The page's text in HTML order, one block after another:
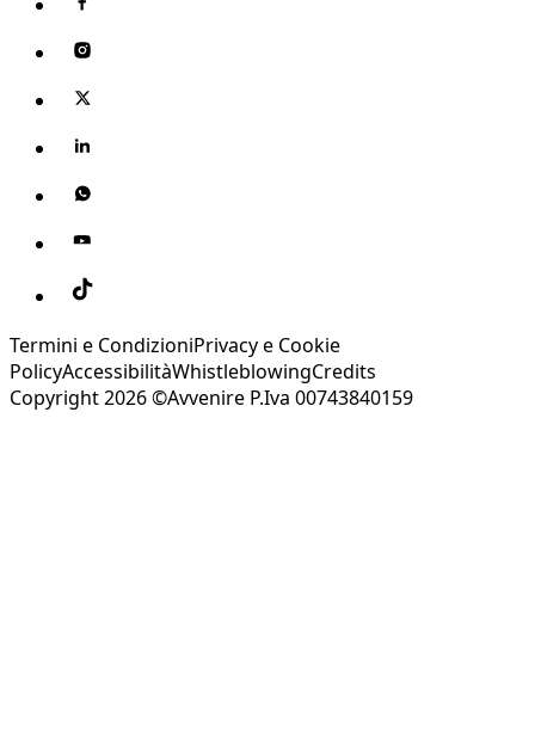
Termini e CondizioniPrivacy e Cookie
PolicyAccessibilitàWhistleblowingCredits
Copyright 2026 ©Avvenire P.Iva 00743840159